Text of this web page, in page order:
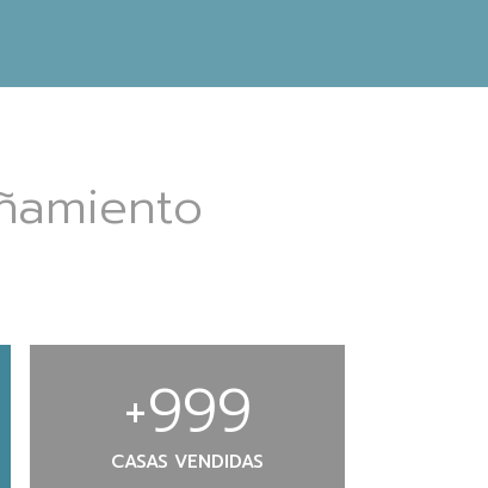
CASAS VENDIDAS
1.000